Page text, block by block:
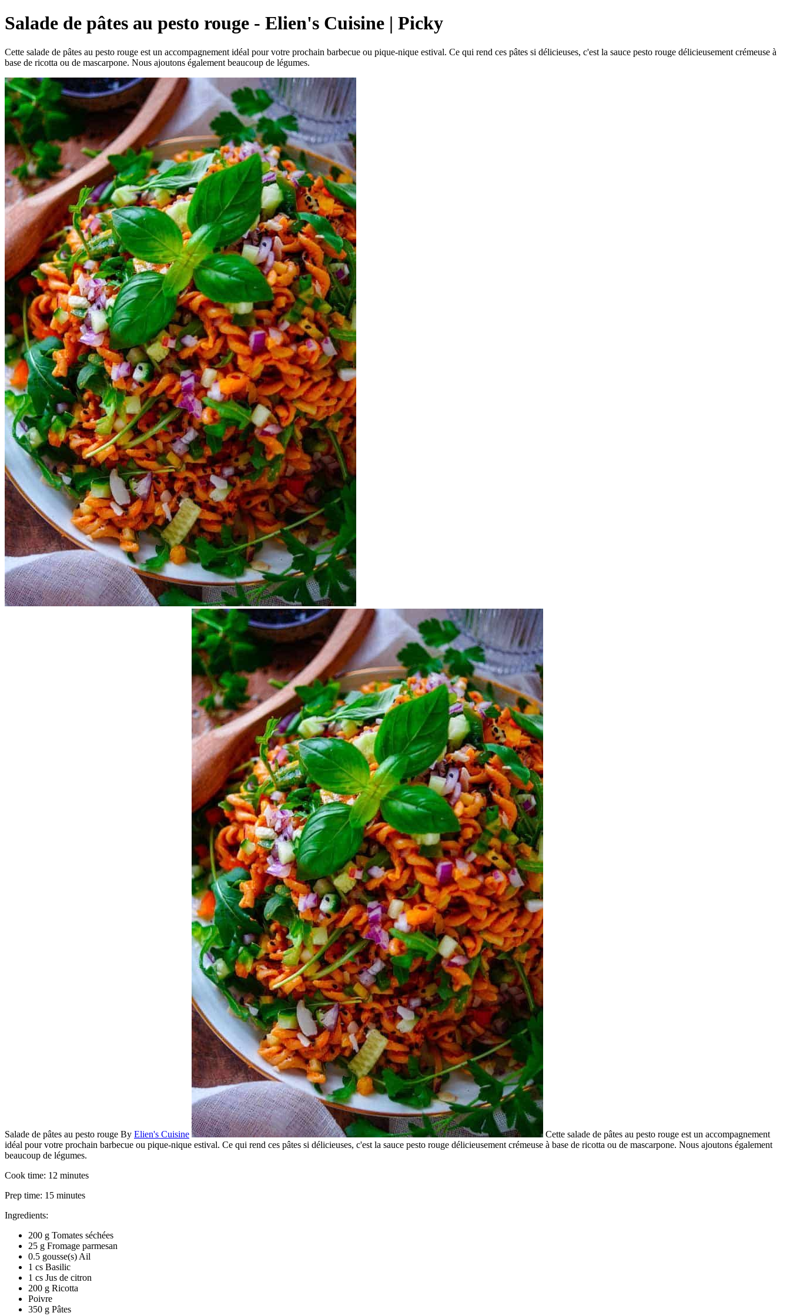
Salade de pâtes au pesto rouge - Elien's Cuisine | Picky
Cette salade de pâtes au pesto rouge est un accompagnement idéal pour votre prochain barbecue ou pique-nique estival. Ce qui rend ces pâtes si délicieuses, c'est la sauce pesto rouge délicieusement crémeuse à
base de ricotta ou de mascarpone. Nous ajoutons également beaucoup de légumes.
Salade de pâtes au pesto rouge By Elien's Cuisine
Cette salade de pâtes au pesto rouge est un accompagnement
idéal pour votre prochain barbecue ou pique-nique estival. Ce qui rend ces pâtes si délicieuses, c'est la sauce pesto rouge délicieusement crémeuse à base de ricotta ou de mascarpone. Nous ajoutons également
beaucoup de légumes.
Cook time: 12 minutes
Prep time: 15 minutes
Ingredients:
200 g Tomates séchées
25 g Fromage parmesan
0.5 gousse(s) Ail
1 cs Basilic
1 cs Jus de citron
200 g Ricotta
Poivre
350 g Pâtes